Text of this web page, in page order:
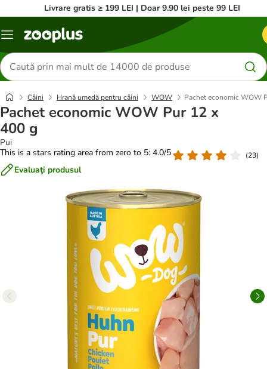
Livrare gratis ≥ 199 LEI | Doar 9.90 lei peste 99 LEI
Categorii
Căutare
produse
Câini Hrană umedă pentru câini WOW Pachet economic WOW
Pachet economic WOW Pur 12 x
400 g
Pui
This is a stars rating area from zero to 5: 4.0/5
(23)
Evaluaţi produsul